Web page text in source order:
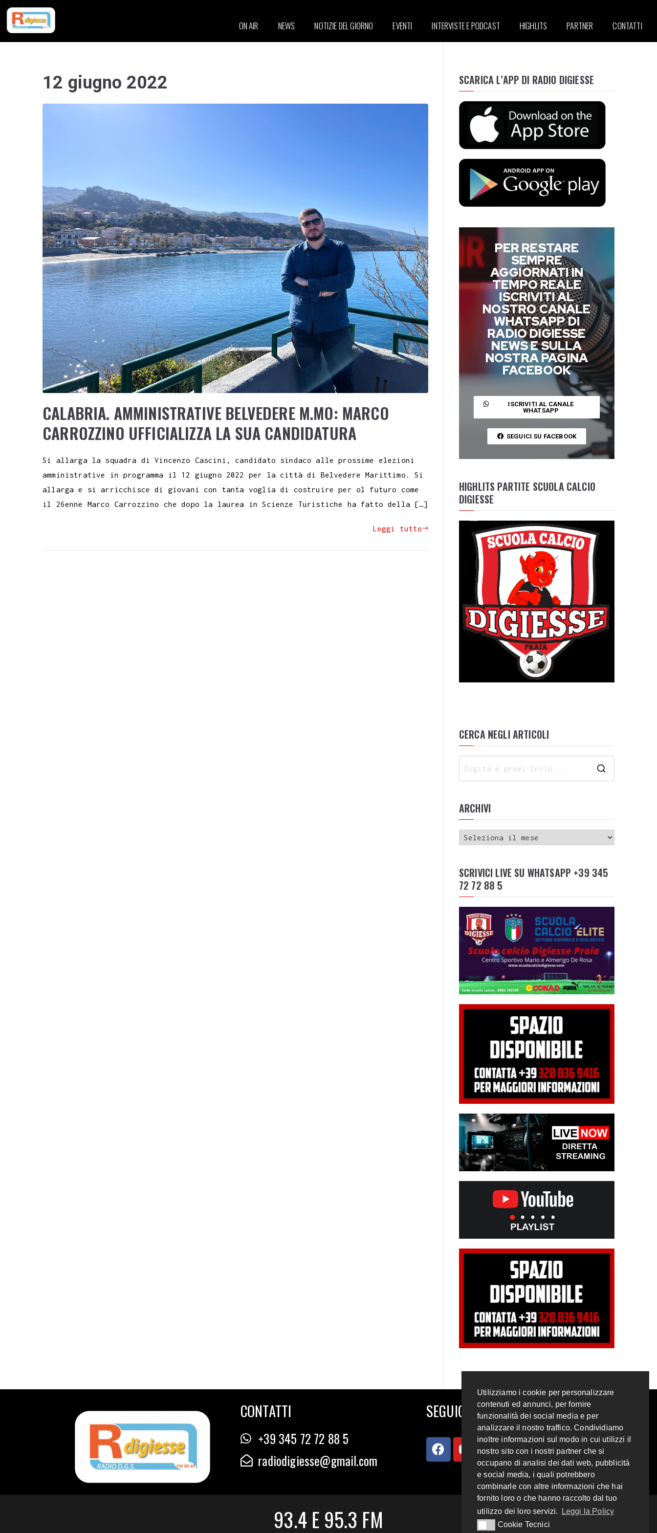
ON AIR NEWS NOTIZIE DEL GIORNO EVENTI INTERVISTE E PODCAST HIGHLITS PARTNER CONTATTI
12 giugno 2022
CALABRIA. AMMINISTRATIVE BELVEDERE M.MO: MARCO
CARROZZINO UFFICIALIZZA LA SUA CANDIDATURA
Si allarga la squadra di Vincenzo Cascini, candidato sindaco alle prossime elezioni
amministrative in programma il 12 giugno 2022 per la città di Belvedere Marittimo. Si
allarga e si arricchisce di giovani con tanta voglia di costruire per ol futuro come
il 26enne Marco Carrozzino che dopo la laurea in Scienze Turistiche ha fatto della […]
Leggi tutto
SCARICA L’APP DI RADIO DIGIESSE
PER RESTARE
SEMPRE
AGGIORNATI IN
TEMPO REALE
ISCRIVITI AL
NOSTRO CANALE
WHATSAPP DI
RADIO DIGIESSE
NEWS E SULLA
NOSTRA PAGINA
FACEBOOK
ISCRIVITI AL CANALE
WHATSAPP
SEGUICI SU FACEBOOK
HIGHLITS PARTITE SCUOLA CALCIO
DIGIESSE
CERCA NEGLI ARTICOLI
ARCHIVI
SCRIVICI LIVE SU WHATSAPP +39 345
72 72 88 5
CONTATTI
+39 345 72 72 88 5
radiodigiesse@gmail.com
SEGUICI SUI SOCIAL
93.4 E 95.3 FM
Utilizziamo i cookie per personalizzare
contenuti ed annunci, per fornire
funzionalità dei social media e per
analizzare il nostro traffico. Condividiamo
inoltre informazioni sul modo in cui utilizzi il
nostro sito con i nostri partner che si
occupano di analisi dei dati web, pubblicità
e social media, i quali potrebbero
combinarle con altre informazioni che hai
fornito loro o che hanno raccolto dal tuo
utilizzo dei loro servizi.
Leggi la Policy
Cookie Tecnici
Cookie Tecnici